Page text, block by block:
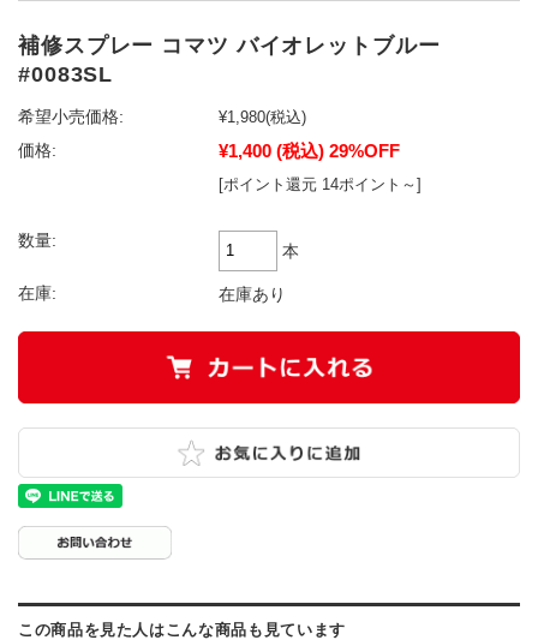
補修スプレー コマツ バイオレットブルー
#0083SL
希望小売価格: ¥1,980(税込)
価格:
¥1,400 (税込) 29%OFF
[ポイント還元 14ポイント～]
数量:
本
在庫: 在庫あり
この商品を見た人はこんな商品も見ています